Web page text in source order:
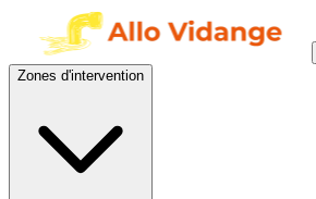
Zones d'intervention